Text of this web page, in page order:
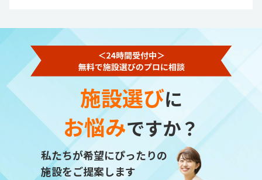
施設選びに
お悩みですか？
私たちが希望にぴったりの
施設をご提案します